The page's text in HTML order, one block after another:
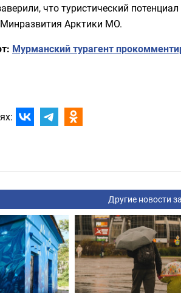
что туристический
Арктики МО.
Мурманский турагент
Другие новости